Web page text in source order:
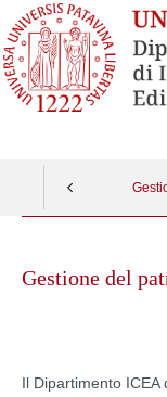
contentGestione del
Il Dipartimento